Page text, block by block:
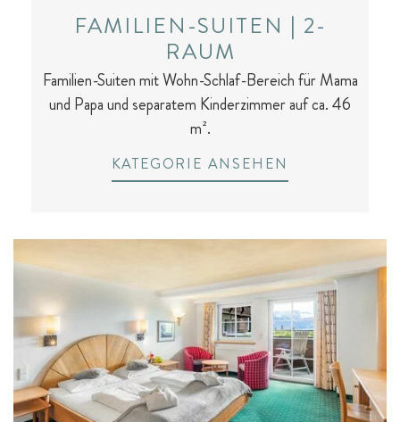
FAMILIEN-SUITEN | 2-
RAUM
Familien-Suiten mit Wohn-Schlaf-Bereich für Mama
und Papa und separatem Kinderzimmer auf ca. 46
m².
KATEGORIE ANSEHEN